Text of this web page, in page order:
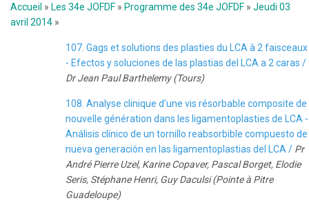
Accueil » Les 34e JOFDF » Programme des 34e JOFDF » Jeudi 03
avril 2014 »
107. Gags et solutions des plasties du LCA à 2 faisceaux
- Efectos y soluciones de las plastias del LCA a 2 caras /
Dr Jean Paul Barthelemy (Tours)
108. Analyse clinique d’une vis résorbable composite de
nouvelle génération dans les ligamentoplasties de LCA -
Análisis clínico de un tornillo reabsorbible compuesto de
nueva generación en las ligamentoplastias del LCA / Pr
André Pierre Uzel, Karine Copaver, Pascal Borget, Elodie
Seris, Stéphane Henri, Guy Daculsi (Pointe à Pitre
Guadeloupe)